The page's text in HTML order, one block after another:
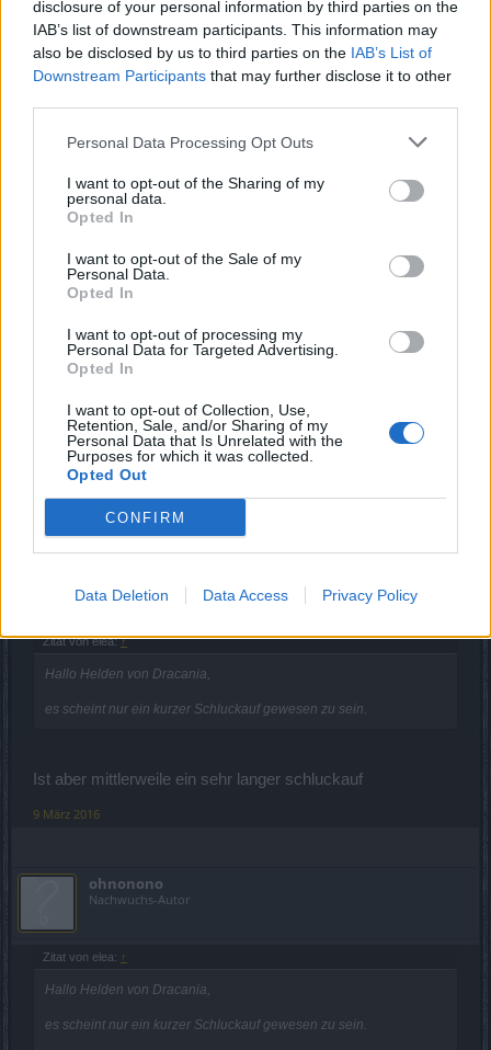
disclosure of your personal information by third parties on the
IAB’s list of downstream participants. This information may
also be disclosed by us to third parties on the IAB’s List of
Downstream Participants that may further disclose it to other
Personal Data Processing Opt Outs
I want to opt-out of the Sharing of my
personal data.
Opted In
I want to opt-out of the Sale of my
Personal Data.
Opted In
I want to opt-out of processing my
Personal Data for Targeted Advertising.
Opted In
I want to opt-out of Collection, Use,
Retention, Sale, and/or Sharing of my
Personal Data that Is Unrelated with the
Purposes for which it was collected.
Opted Out
CONFIRM
Data Deletion Data Access Privacy Policy
9 März 2016
Zitat von elea:↑
Hallo Helden von Dracania,
es scheint nur ein kurzer Schluckauf gewesen zu sein.
Ist aber mittlerweile ein sehr langer schluckauf
9 März 2016
ohnonono
Nachwuchs-Autor
Zitat von elea: ↑
Hallo Helden von Dracania,
es scheint nur ein kurzer Schluckauf gewesen zu sein.